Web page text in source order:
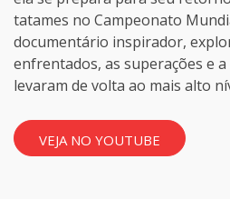
tatames no Campeonato
documentário inspirador,
enfrentados, as superações e
levaram de volta ao mais alto
VEJA NO YOUTUBE